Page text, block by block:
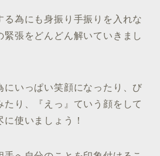
る為にも身振り手振りを入れな
緊張をどんどん解いていきまし
にいっぱい笑顔になったり、び
たり、『えっ』ていう顔をして
使いましょう！